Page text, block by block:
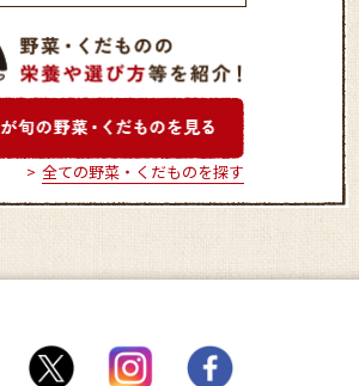
ＪＡグリーン大阪「フレッ
シュ・クラブ吉田店」
ＪＡグリーン大
シュ・クラブ本店
全ての野菜・くだものを探す